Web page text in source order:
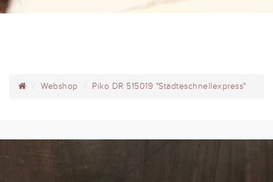
Webshop Piko DR 515019 "Städteschnellexpress"